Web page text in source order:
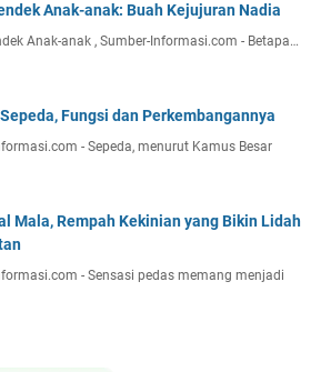
Anak-anak: Buah Kejujuran Nadia
Anak-anak , Sumber-Informasi.com - Betapa…
Fungsi dan Perkembangannya
- Sepeda, menurut Kamus Besar
Mala, Rempah Kekinian yang Bikin Lidah
- Sensasi pedas memang menjadi